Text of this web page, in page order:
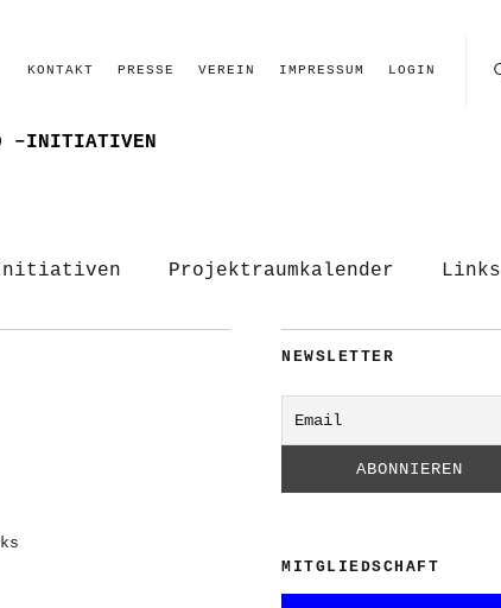
KONTAKT PRESSE VEREIN IMPRESSUM LOGIN
–INITIATIVEN
Projektraumkalender Links
NEWSLETTER
MITGLIEDSCHAFT